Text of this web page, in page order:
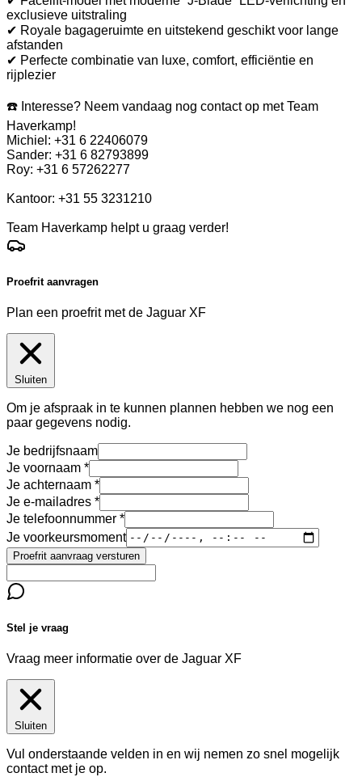
exclusieve uitstraling
✔ Royale bagageruimte en uitstekend geschikt voor lange
afstanden
✔ Perfecte combinatie van luxe, comfort, efficiëntie en
rijplezier
☎️ Interesse? Neem vandaag nog contact op met Team
Haverkamp!
Michiel: +31 6 22406079
Sander: +31 6 82793899
Roy: +31 6 57262277
Kantoor: +31 55 3231210
Team Haverkamp helpt u graag verder!
Proefrit aanvragen
Plan een proefrit met de Jaguar XF
Sluiten
Om je afspraak in te kunnen plannen hebben we nog een
paar gegevens nodig.
Je bedrijfsnaam
Je voornaam
Je achternaam
Je e-mailadres
Je telefoonnummer
Je voorkeursmoment
Proefrit aanvraag versturen
Stel je vraag
Vraag meer informatie over de Jaguar XF
Sluiten
Vul onderstaande velden in en wij nemen zo snel mogelijk
contact met je op.